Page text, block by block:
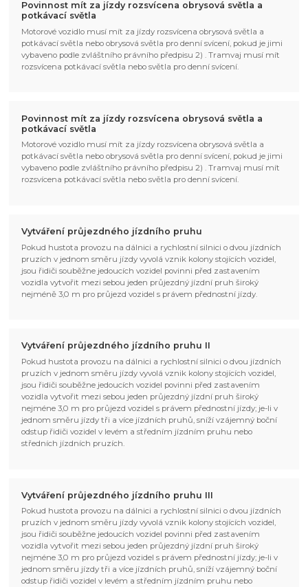
Povinnost mít za jízdy rozsvícena obrysová světla a
potkávací světla
Motorové vozidlo musí mít za jízdy rozsvícena obrysová světla a
potkávací světla nebo obrysová světla pro denní svícení, pokud je jimi
vybaveno podle zvláštního právního předpisu 2) . Tramvaj musí mít
rozsvícena potkávací světla nebo světla pro denní svícení.
Povinnost mít za jízdy rozsvícena obrysová světla a
potkávací světla
Motorové vozidlo musí mít za jízdy rozsvícena obrysová světla a
potkávací světla nebo obrysová světla pro denní svícení, pokud je jimi
vybaveno podle zvláštního právního předpisu 2) . Tramvaj musí mít
rozsvícena potkávací světla nebo světla pro denní svícení.
Vytváření průjezdného jízdního pruhu
Pokud hustota provozu na dálnici a rychlostní silnici o dvou jízdních
pruzích v jednom směru jízdy vyvolá vznik kolony stojících vozidel,
jsou řidiči souběžne jedoucích vozidel povinni před zastavením
vozidla vytvořit mezi sebou jeden průjezdný jízdní pruh široký
nejméně 3,0 m pro průjezd vozidel s právem přednostní jízdy.
Vytváření průjezdného jízdního pruhu II
Pokud hustota provozu na dálnici a rychlostní silnici o dvou jízdních
pruzích v jednom směru jízdy vyvolá vznik kolony stojících vozidel,
jsou řidiči souběžne jedoucích vozidel povinni před zastavením
vozidla vytvořit mezi sebou jeden průjezdný jízdní pruh široký
nejméne 3,0 m pro průjezd vozidel s právem přednostní jízdy; je-li v
jednom směru jízdy tři a více jízdních pruhů, sníží vzájemný boční
odstup řidiči vozidel v levém a středním jízdním pruhu nebo
středních jízdních pruzích.
Vytváření průjezdného jízdního pruhu III
Pokud hustota provozu na dálnici a rychlostní silnici o dvou jízdních
pruzích v jednom směru jízdy vyvolá vznik kolony stojících vozidel,
jsou řidiči souběžne jedoucích vozidel povinni před zastavením
vozidla vytvořit mezi sebou jeden průjezdný jízdní pruh široký
nejméne 3,0 m pro průjezd vozidel s právem přednostní jízdy; je-li v
jednom směru jízdy tři a více jízdních pruhů, sníží vzájemný boční
odstup řidiči vozidel v levém a středním jízdním pruhu nebo